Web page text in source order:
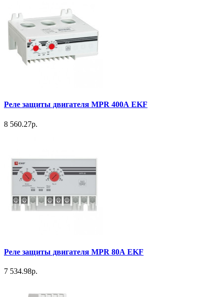
Реле защиты двигателя MPR 400А EKF
8 560.27р.
Реле защиты двигателя MPR 80А EKF
7 534.98р.